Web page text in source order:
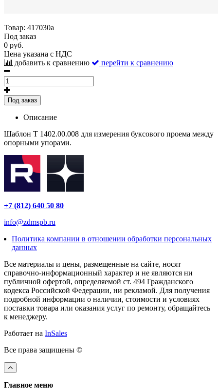
Товар: 417030а
Под заказ
0 руб.
Цена указана с НДС
добавить к сравнению
перейти к сравнению
Под заказ
Описание
Шаблон Т 1402.00.008 для измерения буксового проема между
опорными упорами.
+7 (812) 640 50 80
info@zdmspb.ru
Политика компании в отношении обработки персональных
данных
Все материалы и цены, размещенные на сайте, носят
справочно-информационный характер и не являются ни
публичной офертой, определяемой ст. 494 Гражданского
кодекса Российской Федерации, ни рекламой. Для получения
подробной информации о наличии, стоимости и условиях
поставки товара или оказания услуг по ремонту, обращайтесь
к менеджеру.
Работает на InSales
Все права защищены ©
Главное меню